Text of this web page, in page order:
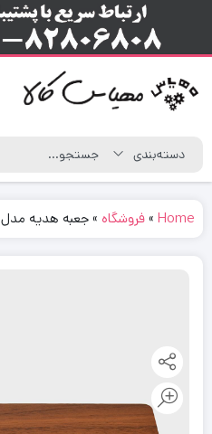
Home
»فروشگاه »جعبه هدیه مدل I CRAZY ABOUT YOU